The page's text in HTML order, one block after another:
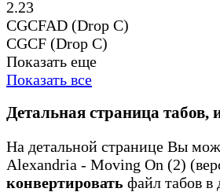
2.23
CGCFAD (Drop C)
CGCF (Drop C)
Показать еще
Показать все
Детальная страница
На детальной странице Вы
Alexandria - Moving On (2)
конвертировать файл табов в